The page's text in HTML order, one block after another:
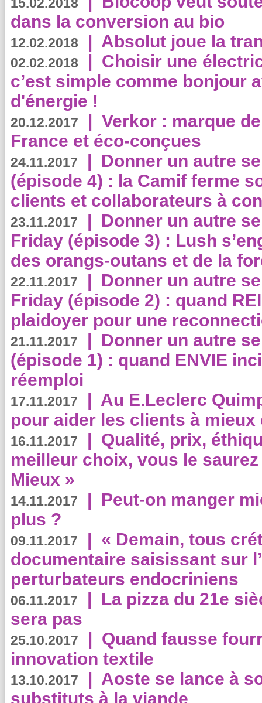
dans la conversion au bio
12.02.2018 | Absolut joue la
02.02.2018 | Choisir une
c’est simple comme bonjour
d'énergie !
20.12.2017 | Verkor : marque
France et éco-conçues
24.11.2017 | Donner un autre
(épisode 4) : la Camif ferme
clients et collaborateurs à
23.11.2017 | Donner un autre
Friday (épisode 3) : Lush
des orangs-outans et de la
22.11.2017 | Donner un autre
Friday (épisode 2) : quand
plaidoyer pour une
21.11.2017 | Donner un autre
(épisode 1) : quand ENVIE
réemploi
17.11.2017 | Au E.Leclerc
pour aider les clients à
16.11.2017 | Qualité, prix,
meilleur choix, vous le
Mieux »
14.11.2017 | Peut-on manger
plus ?
09.11.2017 | « Demain, tous
documentaire saisissant sur
perturbateurs endocriniens
06.11.2017 | La pizza du 21e
sera pas
25.10.2017 | Quand fausse
innovation textile
13.10.2017 | Aoste se lance à
substituts à la viande